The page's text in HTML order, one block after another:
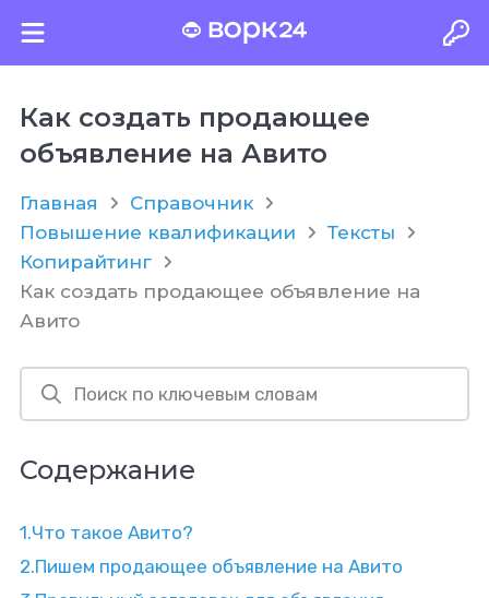
Как создать продающее
объявление на Авито
Главная
Справочник
Повышение квалификации
Тексты
Копирайтинг
Как создать продающее объявление на
Авито
Содержание
1.Что такое Авито?
2.Пишем продающее объявление на Авито